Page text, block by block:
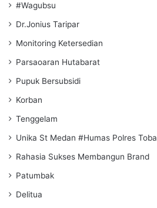
#Wagubsu
Dr.Jonius Taripar
Monitoring Ketersedian
Parsaoaran Hutabarat
Pupuk Bersubsidi
Korban
Tenggelam
Unika St Medan #Humas Polres Toba
Rahasia Sukses Membangun Brand
Patumbak
Delitua